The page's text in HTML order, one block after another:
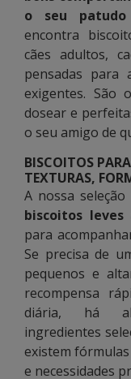
o seu
encontra
cães adultos,
pensadas para
exigentes. São
dosear e
o seu amigo de
BISCOITOS
TEXTURAS,
A nossa
biscoitos
para
Se precisa de
pequenos e
recompensa
diária, há
ingredientes
existem
e necessidades